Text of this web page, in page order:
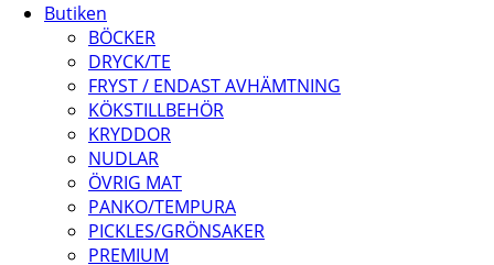
Butiken
BÖCKER
DRYCK/TE
FRYST / ENDAST AVHÄMTNING
KÖKSTILLBEHÖR
KRYDDOR
NUDLAR
ÖVRIG MAT
PANKO/TEMPURA
PICKLES/GRÖNSAKER
PREMIUM